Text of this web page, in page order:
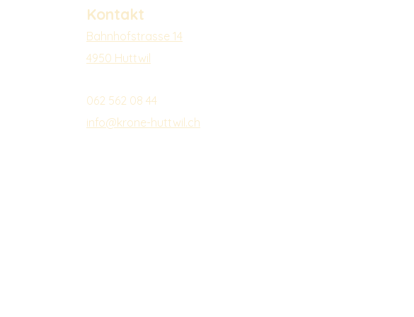
Kontakt
Bahnhofstrasse 14
4950 Huttwil
062 562 08 44
info@krone-huttwil.ch